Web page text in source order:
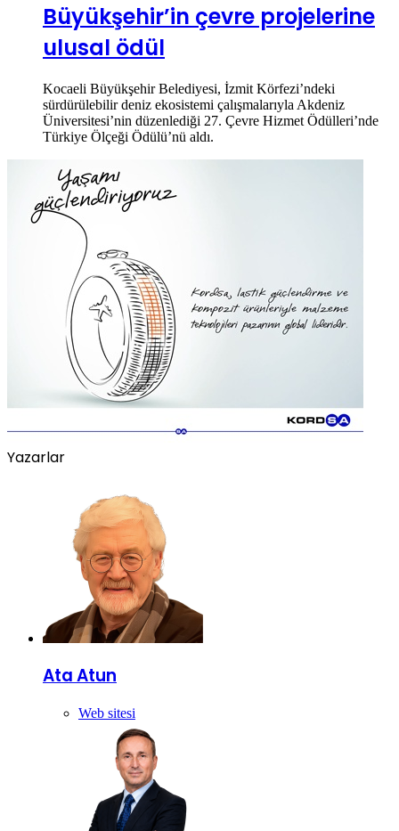
Büyükşehir’in çevre projelerine
ulusal ödül
Kocaeli Büyükşehir Belediyesi, İzmit Körfezi’ndeki
sürdürülebilir deniz ekosistemi çalışmalarıyla Akdeniz
Üniversitesi’nin düzenlediği 27. Çevre Hizmet Ödülleri’nde
Türkiye Ölçeği Ödülü’nü aldı.
Yazarlar
Ata Atun
Web sitesi